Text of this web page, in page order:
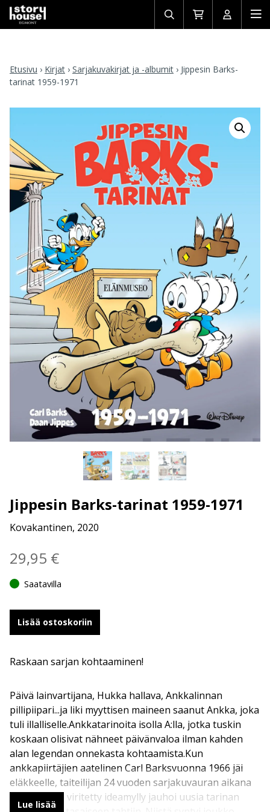
Avaa/sulje
haku
Siirry
ostoskoriin
Avaa/
Etusivu › Kirjat › Sarjakuvakirjat ja -albumit › Jippesin Barks-
tarinat 1959-1971
Jippesin Barks-tarinat 1959-1971
Kovakantinen, 2020
29,95 €
Saatavilla
Lisää ostoskoriin
Raskaan sarjan kohtaaminen!
Päivä lainvartijana, Hukka hallava, Ankkalinnan
pillipiipari...ja liki myyttisen maineen saanut Ankka, joka
tuli illalliselle.Ankkatarinoita isolla A:lla, jotka tuskin
koskaan olisivat nähneet päivänvaloa ilman kahden
alan legendan onnekasta kohtaamista.Kun
ankkapiirtäjien aatelinen Carl Barksvuonna 1966 jäi
eläkkeelle, taiteilijan 24 vuoden sarjakuvauran aikana
huippuunsa viritetty ideamylly jauhoi uusia tarinan
Lue lisää